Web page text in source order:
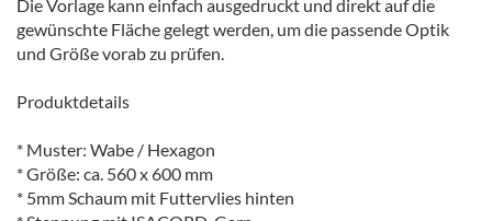
Die Vorlage kann einfach ausgedruckt und direkt auf die
gewünschte Fläche gelegt werden, um die passende Optik
und Größe vorab zu prüfen.
Produktdetails
* Muster: Wabe / Hexagon
* Größe: ca. 560 x 600 mm
* 5mm Schaum mit Futtervlies hinten